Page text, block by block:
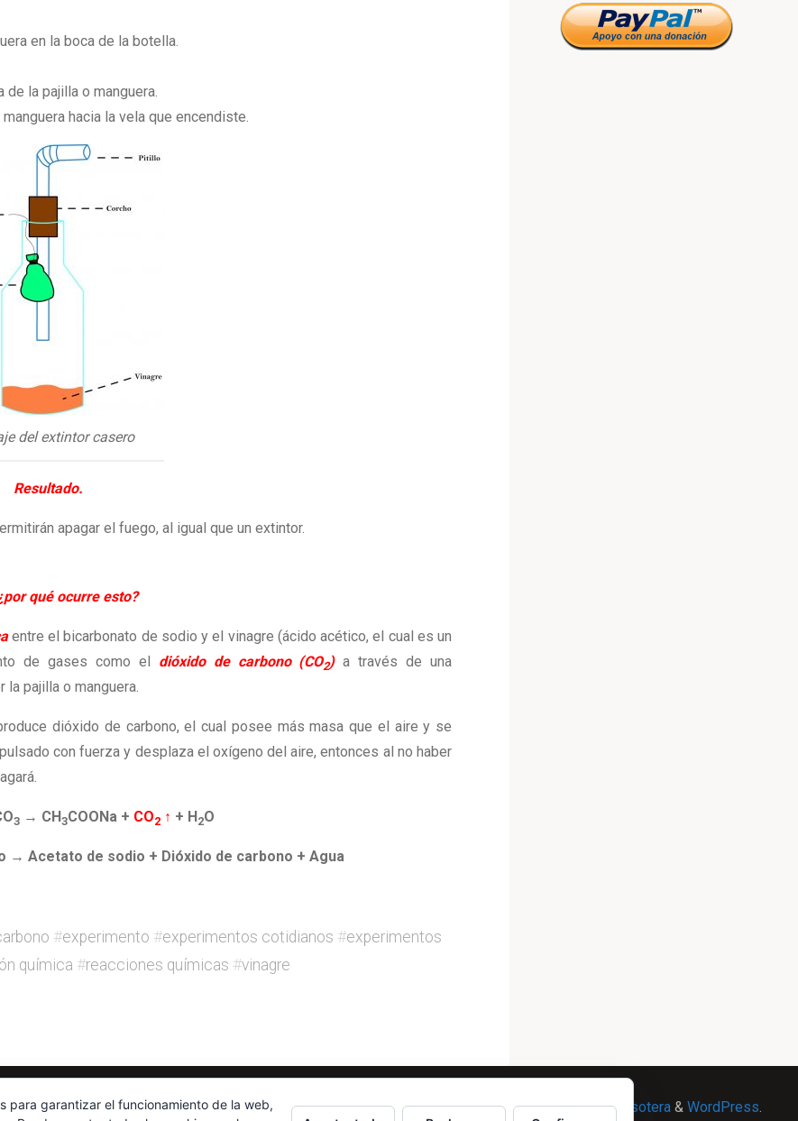
en la boca de la botella.
la pajilla o manguera.
hacia la vela que encendiste.
del extintor casero
Resultado.
apagar el fuego, al igual que un extintor.
qué ocurre esto?
entre el bicarbonato de sodio y el vinagre (ácido acético, el cual es un
de gases como el dióxido de carbono (CO2)a través de una
pajilla o manguera.
dióxido de carbono, el cual posee más masa que el aire y se
con fuerza y desplaza el oxígeno del aire, entonces al no haber
3 → CH 3COONa + CO2 ↑ + H 2O
→ Acetato de sodio + Dióxido de carbono + Agua
#experimento #experimentos cotidianos #experimentos
química #reacciones químicas #vinagre
Powered by Esotera & WordPress.
para garantizar el funcionamiento de la web,